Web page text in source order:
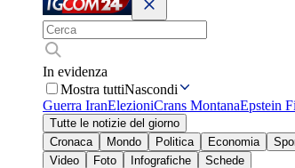
In evidenza
Mostra tuttiNascondi
Guerra IranElezioniCrans MontanaEpstein
Tutte le notizie del giorno
Cronaca
Mondo Politica Economia
Video
Foto Infografiche
Schede